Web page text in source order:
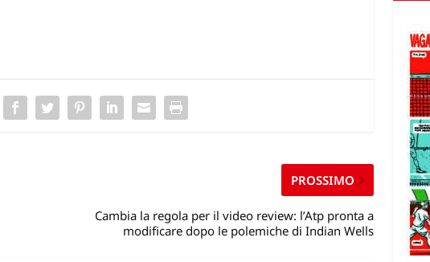
PROSSIMO
Cambia la regola per il video review: l’Atp pronta a
modificare dopo le polemiche di Indian Wells